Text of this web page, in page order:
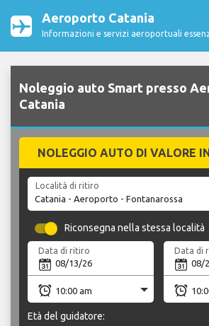
Aeroporto Catania
Informazioni e servizi aeroportuali
Noleggio auto Smart presso
Catania
NOLEGGIO AUTO DI VALORE
Località di ritiro
Riconsegna nella stessa località
Data di ritiro Data di
Età del guidatore: